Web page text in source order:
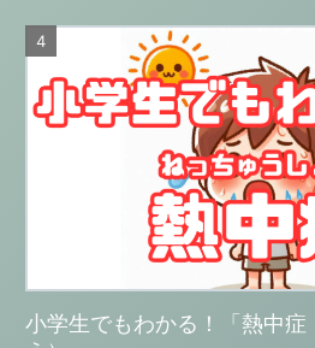
小学生でもわかる！「熱中症